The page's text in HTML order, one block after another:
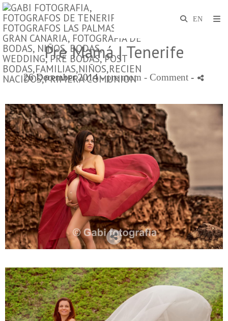
Pre Mamá | Tenerife
26 December 2014 -pre mom - Comment -